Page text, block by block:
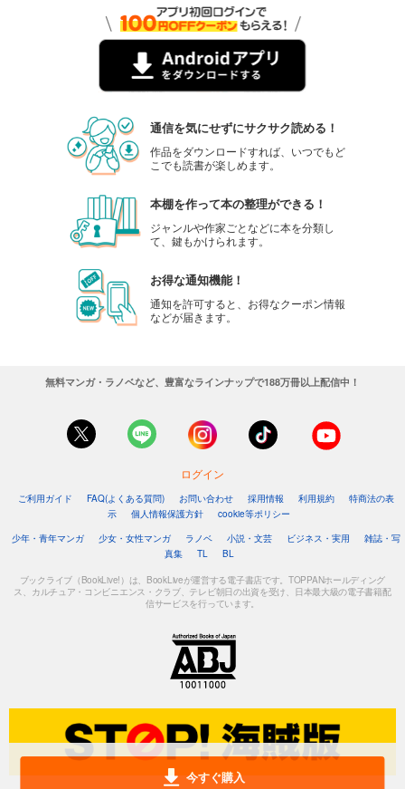
今すぐ購入
通信を気にせずにサクサク読める！
作品をダウンロードすれば、いつでもど
こでも読書が楽しめます。
本棚を作って本の整理ができる！
ジャンルや作家ごとなどに本を分類し
て、鍵もかけられます。
お得な通知機能！
通知を許可すると、お得なクーポン情報
などが届きます。
無料マンガ・ラノベなど、豊富なラインナップで188万冊以上配信中！
ログイン
ご利用ガイド FAQ(よくある質問) お問い合わせ 採用情報 利用規約
特商法の表
示
個人情報保護方針
cookie等ポリシー
少年・青年マンガ
少女・女性マンガ ラノベ 小説・文芸 ビジネス・実用
雑誌・写
真集
TL BL
ブックライブ（BookLive!）は、BookLiveが運営する電子書店です。TOPPANホールディング
ス、カルチュア・コンビニエンス・クラブ、テレビ朝日の出資を受け、日本最大級の電子書籍配
信サービスを行っています。